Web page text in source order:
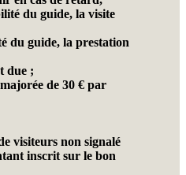
du guide, la visite
du guide, la prestation
due ;
de 30 € par
visiteurs non signalé
inscrit sur le bon